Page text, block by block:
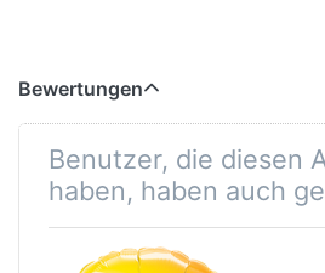
Bewertungen
Benutzer, die diesen
haben, haben auch